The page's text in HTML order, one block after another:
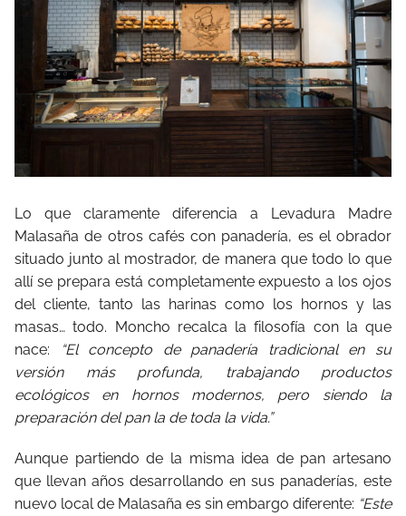
Lo que claramente diferencia a Levadura Madre
Malasaña de otros cafés con panadería, es el obrador
situado junto al mostrador, de manera que todo lo que
allí se prepara está completamente expuesto a los ojos
del cliente, tanto las harinas como los hornos y las
masas… todo. Moncho recalca la filosofía con la que
nace:
“El concepto de panadería tradicional en su
versión más profunda, trabajando productos
ecológicos en hornos modernos, pero siendo la
preparación del pan la de toda la vida.”
Aunque partiendo de la misma idea de pan artesano
que llevan años desarrollando en sus panaderías, este
nuevo local de Malasaña es sin embargo diferente: “Este